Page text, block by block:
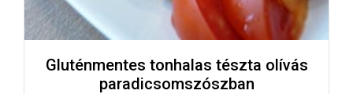
Gluténmentes tonhalas tészta olívás
paradicsomszószban